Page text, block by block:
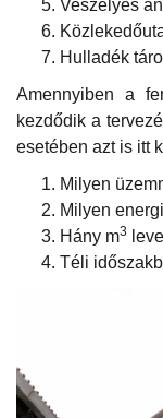
Veszélyes
Hulladék
Amennyiben a
kezdődik a
esetében azt is itt
Milyen
Milyen
Hány m3
Téli